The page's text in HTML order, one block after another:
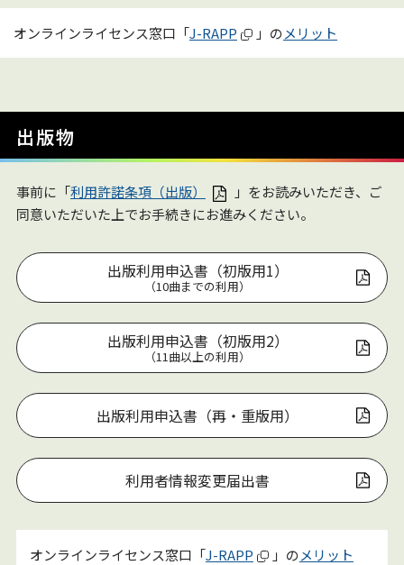
オンラインライセンス窓口「J-RAPP 」のメリット
出版物
事前に「利用許諾条項（出版）
」をお読みいただき、ご
同意いただいた上でお手続きにお進みください。
出版利用申込書（初版用1）
（10曲までの利用）
出版利用申込書（初版用2）
（11曲以上の利用）
出版利用申込書（再・重版用）
利用者情報変更届出書
オンラインライセンス窓口「J-RAPP 」のメリット